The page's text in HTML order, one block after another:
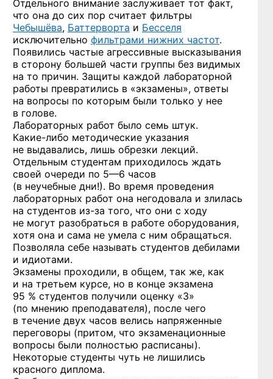
Отдельного внимание заслуживает тот факт,
что она до сих пор считает фильтры
Чебышёва, Баттерворта и Бесселя
исключительно фильтрами нижних частот.
Появились частые агрессивные высказывания
в сторону большей части группы без видимых
на то причин. Защиты каждой лабораторной
работы превратились в «экзамены», ответы
на вопросы по которым были только у нее
в голове.
Лабораторных работ было семь штук.
Какие-либо методические указания
не выдавались, лишь обрезки лекций.
Отдельным студентам приходилось ждать
своей очереди по 5—6 часов
(в неучебные дни!). Во время проведения
лабораторных работ она негодовала и злилась
на студентов из-за того, что они с ходу
не могут разобраться в работе оборудования,
хотя она и сама не умела с ним обращаться.
Позволяла себе называть студентов дебилами
и идиотами.
Экзамены проходили, в общем, так же, как
и на третьем курсе, но в конце экзамена
95 % студентов получили оценку «3»
(по мнению преподавателя), после чего
в течение двух часов велись напряженные
переговоры (притом, что экзаменационные
вопросы были полностью расписаны).
Некоторые студенты чуть не лишились
красного диплома.